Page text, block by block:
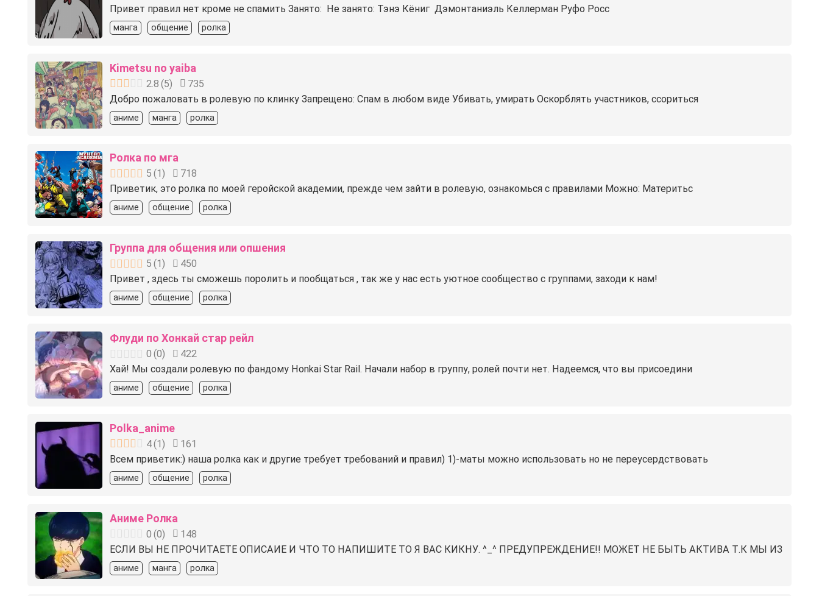
Привет правил нет кроме не спамить Занято: ‍️ Не занято: Тэнэ Кёниг ‍️ Дэмонтаниэль Келлерман Руфо Росс
манга общение ролка
Kimetsu no yaiba
2.8 (5)
735
Добро пожаловать в ролевую по клинку Запрещено: Спам в любом виде Убивать, умирать Оскорблять участников, ссориться
аниме манга ролка
Ролка по мга
5 (1 )
718
Приветик, это ролка по моей геройской академии, прежде чем зайти в ролевую, ознакомься с правилами Можно: Материтьс
аниме общение ролка
Группа для общения или опшения
5 (1 )
450
Привет , здесь ты сможешь поролить и пообщаться , так же у нас есть уютное сообщество с группами, заходи к нам!
аниме общение ролка
Флуди по Хонкай стар рейл
0 (0)
422
Хай! Мы создали ролевую по фандому Honkai Star Rail. Начали набор в группу, ролей почти нет. Надеемся, что вы присоедини
аниме общение ролка
Polka_anime
4(1)
161
Всем приветик:) наша ролка как и другие требует требований и правил) 1)-маты можно использовать но не переусердствовать
аниме общение ролка
Аниме Ролка
0 (0)
148
ЕСЛИ ВЫ НЕ ПРОЧИТАЕТЕ ОПИСАИЕ И ЧТО ТО НАПИШИТЕ ТО Я ВАС КИКНУ. ^_^ ПРЕДУПРЕЖДЕНИЕ!! МОЖЕТ НЕ БЫТЬ АКТИВА Т.К МЫ ИЗ
аниме манга ролка